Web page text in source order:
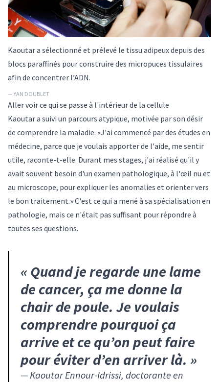
Kaoutar a sélectionné et prélevé le tissu adipeux depuis des
blocs paraffinés pour construire des micropuces tissulaires
afin de concentrer l’ADN.
— YAN DOUBLET
Aller voir ce qui se passe à l'intérieur de la cellule
Kaoutar a suivi un parcours atypique, motivée par son désir
de comprendre la maladie. «J'ai commencé par des études en
médecine, parce que je voulais apporter de l'aide, me sentir
utile, raconte-t-elle. Durant mes stages, j'ai réalisé qu'il y
avait souvent besoin d'un examen pathologique, à l'œil nu et
au microscope, pour expliquer les anomalies et orienter vers
le bon traitement.» C'est ce qui a mené à sa spécialisation en
pathologie, mais ce n'était pas suffisant pour répondre à
toutes ses questions.
« Quand je regarde une lame
de cancer, ça me donne la
chair de poule. Je voulais
comprendre pourquoi ça
arrive et ce qu’on peut faire
pour éviter d’en arriver là. »
—Kaoutar Ennour-Idrissi, doctorante en